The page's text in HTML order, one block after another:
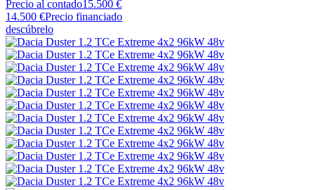
Precio al contado15.500 €
14.500 €Precio financiado
descúbrelo